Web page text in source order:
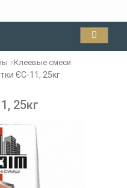
Клеевые смеси
ЄС-11, 25кг
25кг